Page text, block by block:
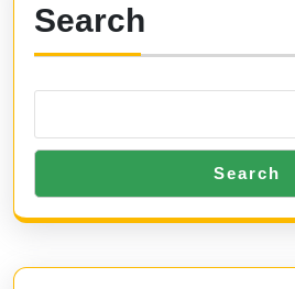
Search
Search